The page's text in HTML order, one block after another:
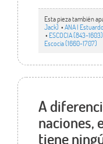
Esta pieza también
Jack) •ANA I
• ESCOCIA (843-1603)
Escocia (1660-1707)
A
naciones,
tiene